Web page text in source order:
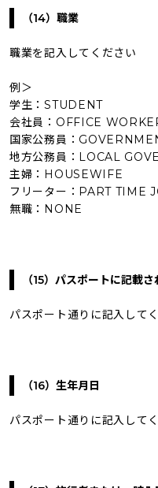
（14）職業
職業を記入してください
例＞
学生：STUDENT
会社員：OFFICE
国家公務員：
地方公務員：LOCAL
主婦：HOUSEWIFE
フリーター：PART TIME
無職：NONE
（15）パスポートに記載
パスポート通りに記入して
（16）生年月日
パスポート通りに記入して